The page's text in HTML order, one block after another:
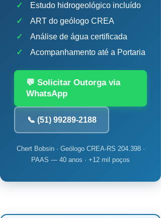
✓
Estudo hidrogeológico incluído
✓
ART do geólogo CREA
✓
Análise de água certificada
✓
Acompanhamento até a Portaria
💬 Solicitar Outorga via
WhatsApp
📞 (51) 99289-2188
Chert Bobsin · Geólogo CREA-RS 204.398 ·
PAAS — 40 anos · +12 mil poços